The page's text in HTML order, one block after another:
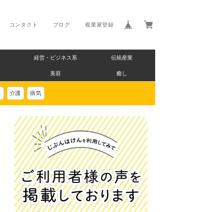
複業家登録
ブログ
コンタクト
経営・ビジネス系 伝統産業
美容 癒し
介護 病気